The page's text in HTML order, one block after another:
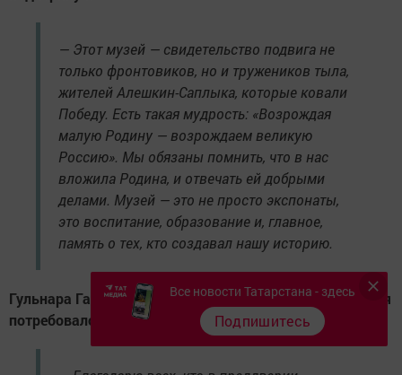
— Этот музей — свидетельство подвига не
только фронтовиков, но и тружеников тыла,
жителей Алешкин-Саплыка, которые ковали
Победу. Есть такая мудрость: «Возрождая
малую Родину — возрождаем великую
Россию». Мы обязаны помнить, что в нас
вложила Родина, и отвечать ей добрыми
делами. Музей — это не просто экспонаты,
это воспитание, образование и, главное,
память о тех, кто создавал нашу историю.
Гульнара Габдрахманова отметила, что создание музея
потребовало огромных усилий, но результат бесценен:
Все новости Татарстана - здесь
Подпишитесь